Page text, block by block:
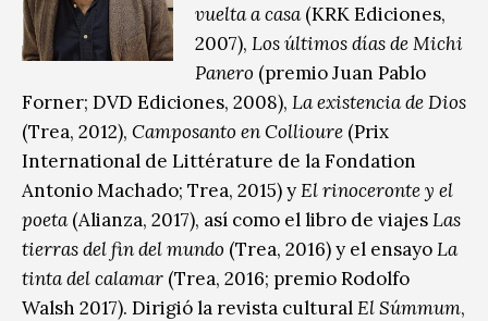
vuelta a casa (KRK Ediciones,
2007), Los últimos días de Michi
Panero (premio Juan Pablo
Forner; DVD Ediciones, 2008), La existencia de Dios
(Trea, 2012), Camposanto en Collioure (Prix
International de Littérature de la Fondation
Antonio Machado; Trea, 2015) yEl rinoceronte y el
poeta (Alianza, 2017), así como el libro de viajesLas
tierras del fin del mundo (Trea, 2016) y el ensayoLa
tinta del calamar (Trea, 2016; premio Rodolfo
Walsh 2017). Dirigió la revista culturalEl Súmmum,